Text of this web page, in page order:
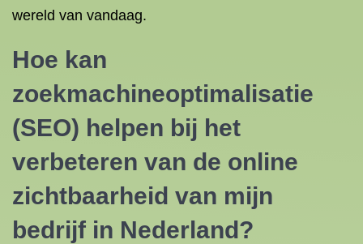
wereld van vandaag.
Hoe kan
zoekmachineoptimalisatie
(SEO) helpen bij het
verbeteren van de online
zichtbaarheid van mijn
bedrijf in Nederland?